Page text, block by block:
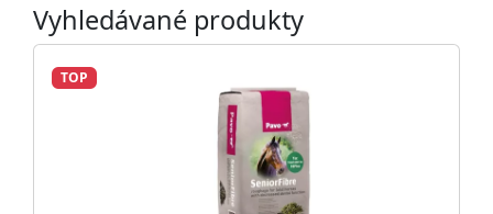
Vyhledávané produkty
TOP